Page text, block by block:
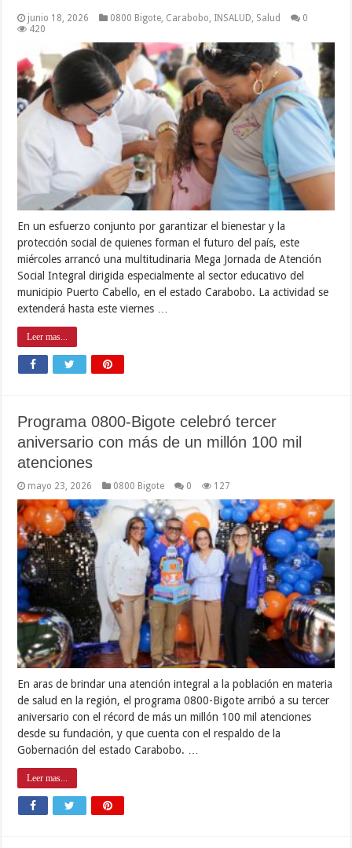
junio 18, 2026 0800 Bigote Carabobo INSALUD Salud
0
420
En un esfuerzo conjunto por garantizar el bienestar y la
protección social de quienes forman el futuro del país, este
miércoles arrancó una multitudinaria Mega Jornada de Atención
Social Integral dirigida especialmente al sector educativo del
municipio Puerto Cabello, en el estado Carabobo. La actividad se
extenderá hasta este viernes …
Leer mas...
Programa 0800-Bigote celebró tercer
aniversario con más de un millón 100 mil
atenciones
mayo 23, 2026 0800 Bigote 0 127
En aras de brindar una atención integral a la población en materia
de salud en la región, el programa 0800-Bigote arribó a su tercer
aniversario con el récord de más un millón 100 mil atenciones
desde su fundación, y que cuenta con el respaldo de la
Gobernación del estado Carabobo. …
Leer mas...